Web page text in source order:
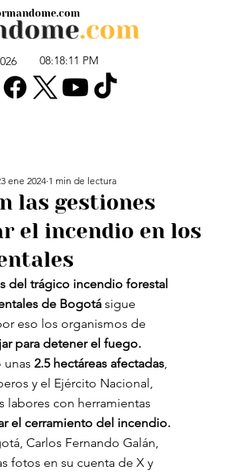
08:18:11 PM
las gestiones
el incendio en los
ene 2024 1 min de lectura
del trágico incendio forestal
de Bogotá sigue
eso los organismos de
para detener el fuego.
unas 2.5 hectáreas afectadas,
y el Ejército Nacional,
labores con herramientas
el cerramiento del incendio.
Carlos Fernando Galán,
fotos en su cuenta de X y